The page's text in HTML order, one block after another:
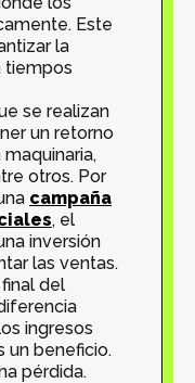
Este
la
tiempos
se realizan
un retorno
otros. Por
campaña
, el
inversión
las ventas.
final del
ingresos
un beneficio.
pérdida.